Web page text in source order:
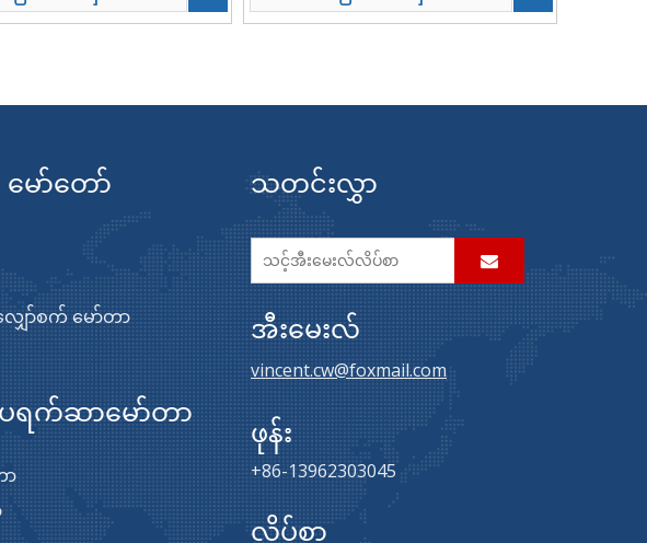
ော်တော်
ာ်စက် မော်တာ
ရက်ဆာမော်တာ
ာ
သတင်းလွှာ
အီးမေးလ်
vincent.cw@foxmail.com
ဖုန်း
+86-13962303045
လိပ်စာ